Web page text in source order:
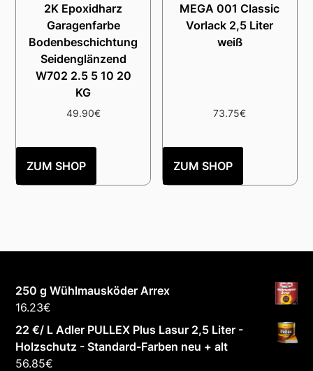
2K Epoxidharz
Garagenfarbe
Bodenbeschichtung
Seidenglänzend
W702 2.5 5 10 20
KG
49.90€
ZUM SHOP
MEGA 001 Classic
Vorlack 2,5 Liter
weiß
73.75€
ZUM SHOP
250 g Wühlmausköder Arrex
16.23€
22 €/ L Adler PULLEX Plus Lasur 2,5 Liter -
Holzschutz - Standard-Farben neu + alt
56.85€